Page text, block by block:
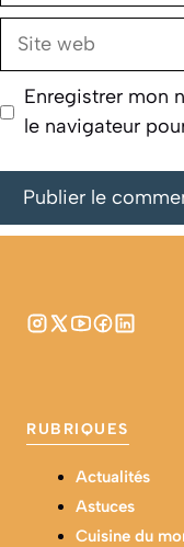
Site
Enregistrer mon
le navigateur
RUBRIQUES
Actualités
Astuces
Cuisine du